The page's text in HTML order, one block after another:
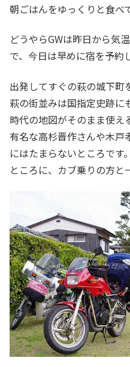
朝ごはんをゆっくりと食べ
どうやらGWは昨日から気
で、今日は早めに宿を予約
出発してすぐの萩の城下町
萩の街並みは国指定史跡に
時代の地図がそのまま使え
有名な高杉晋作さんや木戸
にはたまらないところです
ところに、カブ乗りの方と